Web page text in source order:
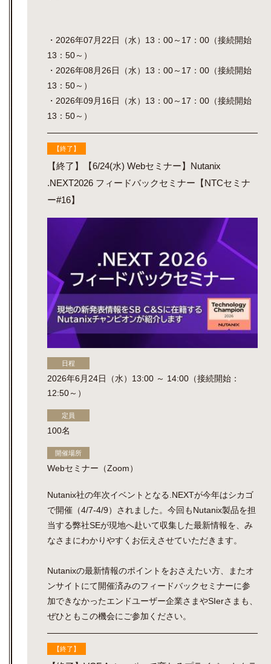
・2026年07月22日（水）13：00～17：00（接続開始
13：50～）
・2026年08月26日（水）13：00～17：00（接続開始
13：50～）
・2026年09月16日（水）13：00～17：00（接続開始
13：50～）
【終了】
【終了】【6/24(水) Webセミナー】Nutanix
.NEXT2026 フィードバックセミナー【NTCセミナ
ー#16】
日程
2026年6月24日（水）13:00 ～ 14:00（接続開始：
12:50～）
定員
100名
開催場所
Webセミナー（Zoom）
Nutanix社の年次イベントとなる.NEXTが今年はシカゴ
で開催（4/7-4/9）されました。今回もNutanix製品を担
当する弊社SEが現地へ赴いて収集した最新情報を、み
なさまにわかりやすくお伝えさせていただきます。
Nutanixの最新情報のポイントをおさえたい方、またオ
ンサイトにて開催済みのフィードバックセミナーに参
加できなかったエンドユーザー企業さまやSIerさまも、
ぜひともこの機会にご参加ください。
【終了】